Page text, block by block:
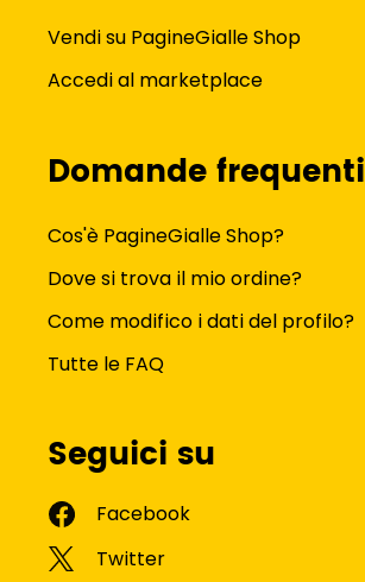
Vendi su PagineGialle Shop
Accedi al marketplace
Domande frequenti
Cos'è PagineGialle Shop?
Dove si trova il mio ordine?
Come modifico i dati del profilo?
Tutte le FAQ
Seguici su